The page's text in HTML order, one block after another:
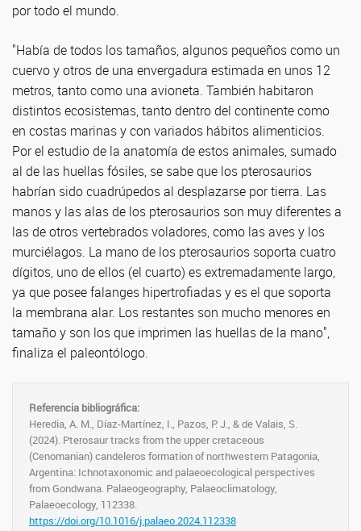
por todo el mundo.
"Había de todos los tamaños, algunos pequeños como un
cuervo y otros de una envergadura estimada en unos 12
metros, tanto como una avioneta. También habitaron
distintos ecosistemas, tanto dentro del continente como
en costas marinas y con variados hábitos alimenticios.
Por el estudio de la anatomía de estos animales, sumado
al de las huellas fósiles, se sabe que los pterosaurios
habrían sido cuadrúpedos al desplazarse por tierra. Las
manos y las alas de los pterosaurios son muy diferentes a
las de otros vertebrados voladores, como las aves y los
murciélagos. La mano de los pterosaurios soporta cuatro
dígitos, uno de ellos (el cuarto) es extremadamente largo,
ya que posee falanges hipertrofiadas y es el que soporta
la membrana alar. Los restantes son mucho menores en
tamaño y son los que imprimen las huellas de la mano",
finaliza el paleontólogo.
Referencia bibliográfica:
Heredia, A. M., Díaz-Martínez, I., Pazos, P. J., & de Valais, S.
(2024). Pterosaur tracks from the upper cretaceous
(Cenomanian) candeleros formation of northwestern Patagonia,
Argentina: Ichnotaxonomic and palaeoecological perspectives
from Gondwana. Palaeogeography, Palaeoclimatology,
Palaeoecology, 112338.
https://doi.org/10.1016/j.palaeo.2024.112338